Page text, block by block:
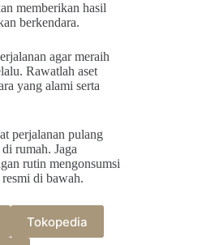
memberikan hasil
berkendara.
agar meraih
Rawatlah aset
yang alami serta
perjalanan pulang
rumah. Jaga
rutin mengonsumsi
di bawah.
Tokopedia